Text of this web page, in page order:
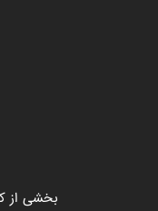
بخشی از